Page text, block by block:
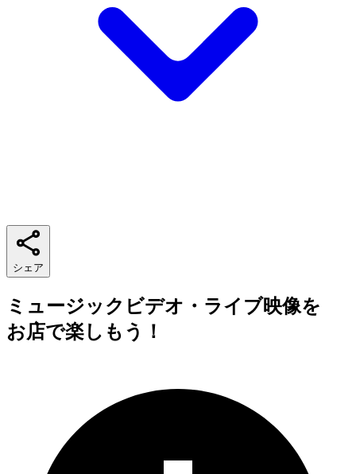
シェア
ミュージックビデオ・ライブ映像を
お店で楽しもう！